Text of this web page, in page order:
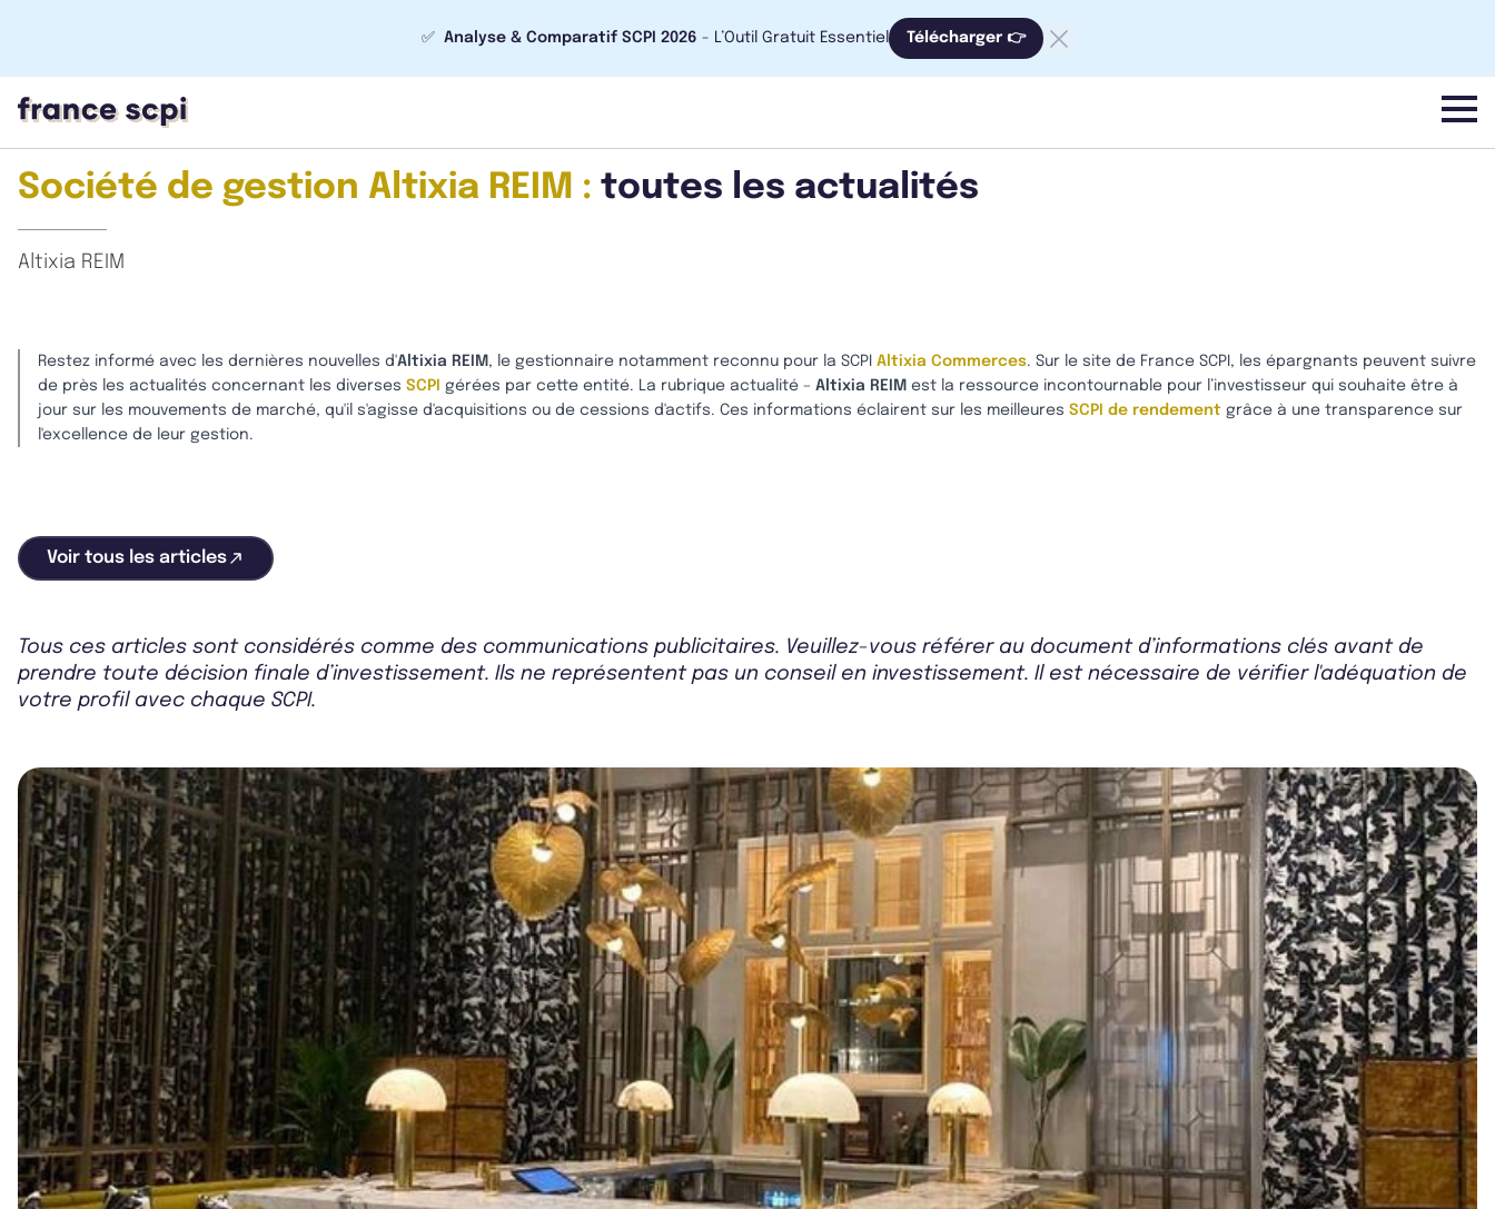
✅ Analyse & Comparatif SCPI 2026 - L’Outil Gratuit Essentiel Télécharger 👉
menu
Société de gestion Altixia REIM : toutes les actualités
Altixia REIM
Restez informé avec les dernières nouvelles d'Altixia REIM , le gestionnaire notamment reconnu pour la SCPI Altixia Commerces. Sur le site de France SCPI, les épargnants peuvent suivre
de près les actualités concernant les diverses SCPI gérées par cette entité. La rubrique actualité – Altixia REIM est la ressource incontournable pour l’investisseur qui souhaite être à
jour sur les mouvements de marché, qu'il s'agisse d'acquisitions ou de cessions d'actifs. Ces informations éclairent sur les meilleures SCPI de rendement grâce à une transparence sur
l'excellence de leur gestion.
Voir tous les articles
Tous ces articles sont considérés comme des communications publicitaires. Veuillez-vous référer au document d’informations clés avant de
prendre toute décision finale d’investissement. Ils ne représentent pas un conseil en investissement. Il est nécessaire de vérifier l'adéquation de
votre profil avec chaque SCPI.